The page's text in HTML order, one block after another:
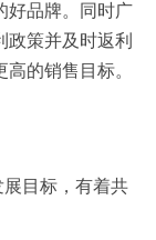
好品牌。同时广
策并及时返利
的销售目标。
目标，有着共